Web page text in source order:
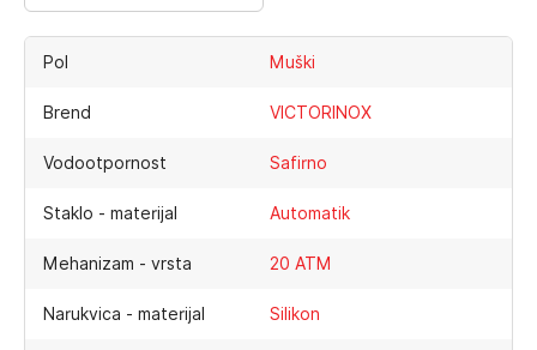
Pol Muški
Brend VICTORINOX
Vodootpornost Safirno
Staklo - materijal Automatik
Mehanizam - vrsta 20 ATM
Narukvica - materijal Silikon